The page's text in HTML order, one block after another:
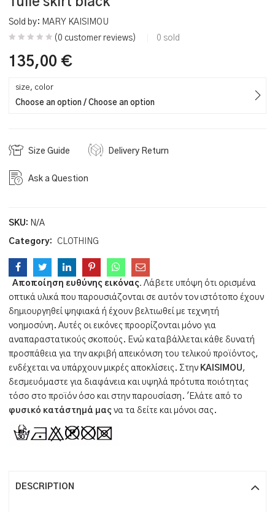
Sold by: MARY KAISIMOU
(0 customer reviews) 0 sold
135,00 €
size, color
Choose an option / Choose an option
Size Guide Delivery Return
Ask a Question
SKU: N/A
Category: CLOTHING
Αποποίηση ευθύνης εικόνας. Λάβετε υπόψη ότι ορισμένα
οπτικά υλικά που παρουσιάζονται σε αυτόν τον ιστότοπο έχουν
δημιουργηθεί ψηφιακά ή έχουν βελτιωθεί με τεχνητή
νοημοσύνη. Αυτές οι εικόνες προορίζονται μόνο για
αναπαραστατικούς σκοπούς. Ενώ καταβάλλεται κάθε δυνατή
προσπάθεια για την ακριβή απεικόνιση του τελικού προϊόντος,
ενδέχεται να υπάρχουν μικρές αποκλίσεις. Στην KAISIMOU,
δεσμευόμαστε για διαφάνεια και υψηλά πρότυπα ποιότητας
τόσο στο προϊόν όσο και στην παρουσίαση. 'Ελάτε από το
φυσικό κατάστημά μας να τα δείτε και μόνοι σας.
DESCRIPTION